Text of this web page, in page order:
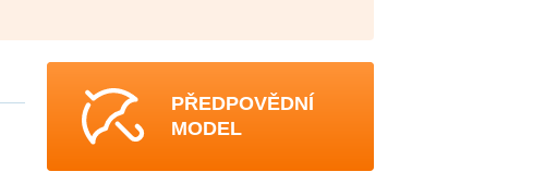
PŘEDPOVĚDNÍ
MODEL